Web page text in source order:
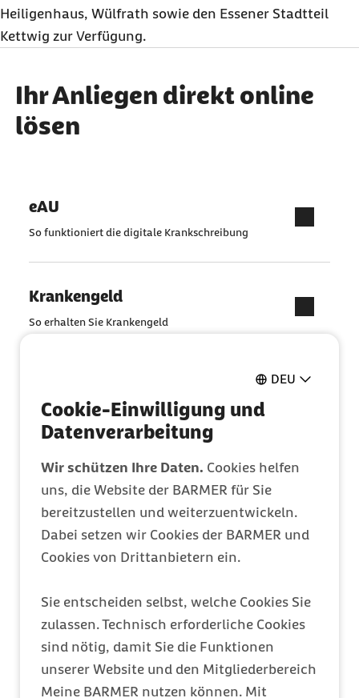
DEU
Cookie-Einwilligung und
Datenverarbeitung
Wir schützen Ihre Daten. Cookies helfen
uns, die Website der BARMER für Sie
bereitzustellen und weiterzuentwickeln.
Dabei setzen wir Cookies der BARMER und
Cookies von Drittanbietern ein.
Sie entscheiden selbst, welche Cookies Sie
zulassen. Technisch erforderliche Cookies
sind nötig, damit Sie die Funktionen
unserer Website und den Mitgliederbereich
Meine BARMER nutzen können. Mit
Heiligenhaus, Wülfrath sowie den Essener Stadtteil
Kettwig zur Verfügung.
Ihr Anliegen direkt online
lösen
eAU
So funktioniert die digitale Krankschreibung
Krankengeld
So erhalten Sie Krankengeld
Ganz einfach online ausfüllen
Mitglied werden
Barmer Bonus
Meine Barmer